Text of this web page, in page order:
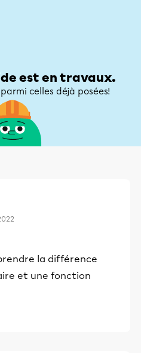
est en travaux.
celles déjà posées!
la différence
et une fonction